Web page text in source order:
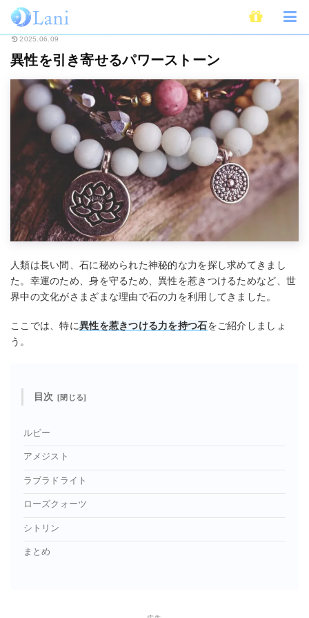
ホーム スピリチュアル 異性を引き寄せるパワーストーン
2025.06.09
異性を引き寄せるパワーストーン
人類は長い間、石に秘められた神秘的な力を探し求めてきまし
た。幸運のため、身を守るため、異性を惹きつけるためなど、世
界中の文化がさまざまな理由で石の力を利用してきました。
ここでは、特に異性を惹きつける力を持つ石をご紹介しましょ
う。
目次
ルビー
アメジスト
ラブラドライト
ローズクォーツ
シトリン
まとめ